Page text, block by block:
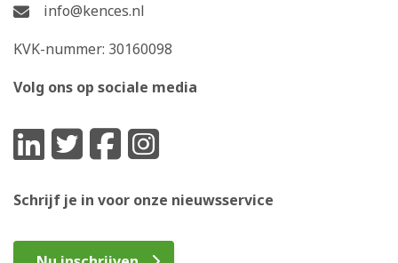
info@kences.nl
KVK-nummer: 30160098
Volg ons op sociale media
Schrijf je in voor onze nieuwsservice